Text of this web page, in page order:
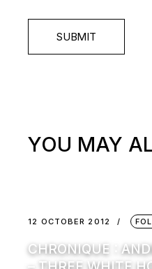
SUBMIT
YOU MAY
12 OCTOBER 2012
CHRONIQUE :